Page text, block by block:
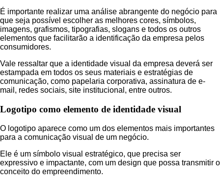
É importante realizar uma análise abrangente do negócio para
que seja possível escolher as melhores cores, símbolos,
imagens, grafismos, tipografias, slogans e todos os outros
elementos que facilitarão a identificação da empresa pelos
consumidores.
Vale ressaltar que a identidade visual da empresa deverá ser
estampada em todos os seus materiais e estratégias de
comunicação, como papelaria corporativa, assinatura de e-
mail, redes sociais, site institucional, entre outros.
Logotipo como elemento de identidade visual
O logotipo aparece como um dos elementos mais importantes
para a comunicação visual de um negócio.
Ele é um símbolo visual estratégico, que precisa ser
expressivo e impactante, com um design que possa transmitir o
conceito do empreendimento.